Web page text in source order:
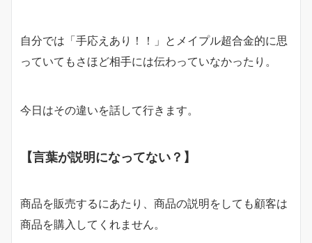
自分では「手応えあり！！」とメイプル超合金的に思
っていてもさほど相手には伝わっていなかったり。
今日はその違いを話して行きます。
【言葉が説明になってない？】
商品を販売するにあたり、商品の説明をしても顧客は
商品を購入してくれません。